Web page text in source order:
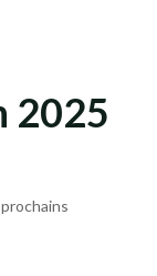
2025